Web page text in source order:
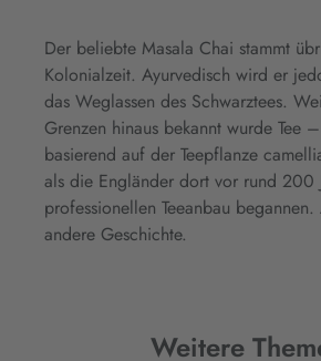
Der beliebte Masala Chai stammt
Kolonialzeit. Ayurvedisch wird er
das Weglassen des Schwarztees.
Grenzen hinaus bekannt wurde Tee
basierend auf der Teepflanze
als die Engländer dort vor rund 200
professionellen Teeanbau
andere Geschichte.
Weitere